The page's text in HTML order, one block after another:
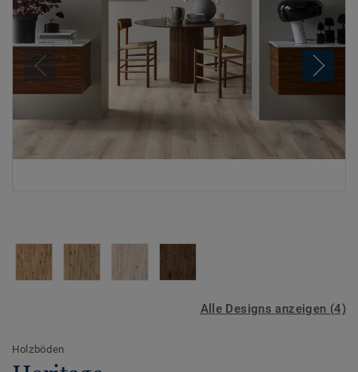
Alle Designs anzeigen (4)
Holzböden